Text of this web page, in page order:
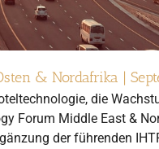
& Nordafrika |
die
Forum Middle East &
der führenden